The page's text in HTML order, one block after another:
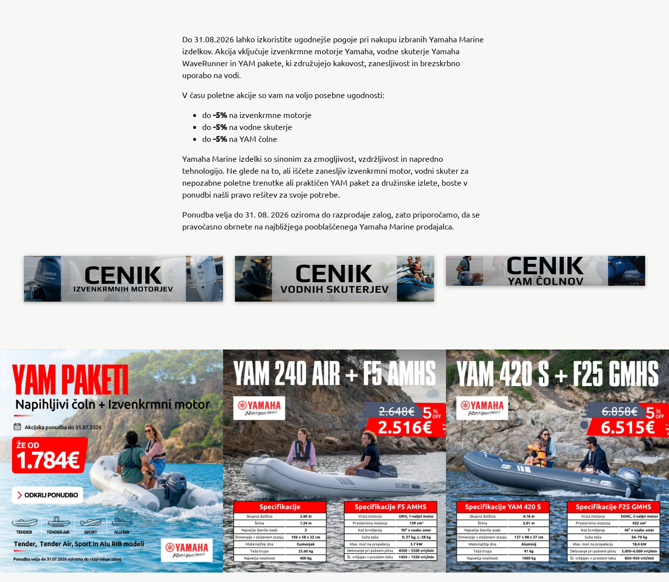
Do 31.08.2026 lahko izkoristite ugodnejše pogoje pri nakupu izbranih Yamaha Marine
izdelkov. Akcija vključuje izvenkrmne motorje Yamaha, vodne skuterje Yamaha
WaveRunner in YAM pakete, ki združujejo kakovost, zanesljivost in brezskrbno
uporabo na vodi.
V času poletne akcije so vam na voljo posebne ugodnosti:
do -5%na izvenkrmne motorje
do -5%na vodne skuterje
do -5% na YAM čolne
Yamaha Marine izdelki so sinonim za zmogljivost, vzdržljivost in napredno
tehnologijo. Ne glede na to, ali iščete zanesljiv izvenkrmni motor, vodni skuter za
nepozabne poletne trenutke ali praktičen YAM paket za družinske izlete, boste v
ponudbi našli pravo rešitev za svoje potrebe.
Ponudba velja do 31. 08. 2026 oziroma do razprodaje zalog, zato priporočamo, da se
pravočasno obrnete na najbližjega pooblaščenega Yamaha Marine prodajalca.